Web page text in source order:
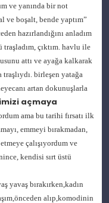
ve yanında bir not
ve boşalt, bende yaptım”
hazırlandığını anladım
traşladım, çıktım. havlu ile
attı ve ayağa kalkarak
birleşen yatağa
artan dokunuşlarla
açmaya
ama bu tarihi fırsatı ilk
emmeyi bırakmadan,
çalışıyordum ve
kendisi sırt üstü
yavaş bırakırken,kadın
alıp,komodinin